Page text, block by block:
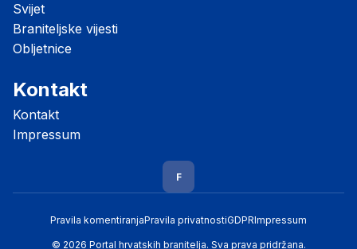
Svijet
Braniteljske vijesti
Obljetnice
Kontakt
Kontakt
Impressum
F
Pravila komentiranjaPravila privatnostiGDPRImpressum
© 2026 Portal hrvatskih branitelja. Sva prava pridržana.